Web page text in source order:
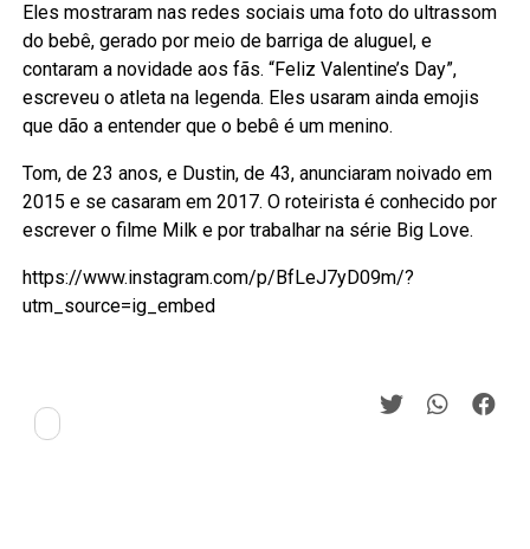
Eles mostraram nas redes sociais uma foto do ultrassom
do bebê, gerado por meio de barriga de aluguel, e
contaram a novidade aos fãs. “Feliz Valentine’s Day”,
escreveu o atleta na legenda. Eles usaram ainda emojis
que dão a entender que o bebê é um menino.
Tom, de 23 anos, e Dustin, de 43, anunciaram noivado em
2015 e se casaram em 2017. O roteirista é conhecido por
escrever o filme Milk e por trabalhar na série Big Love.
https://www.instagram.com/p/BfLeJ7yD09m/?
utm_source=ig_embed